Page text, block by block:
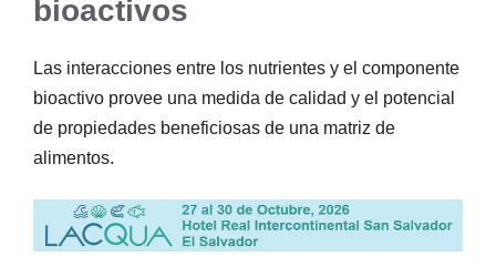
bioactivos
Las interacciones entre los nutrientes y el componente
bioactivo provee una medida de calidad y el potencial
de propiedades beneficiosas de una matriz de
alimentos.